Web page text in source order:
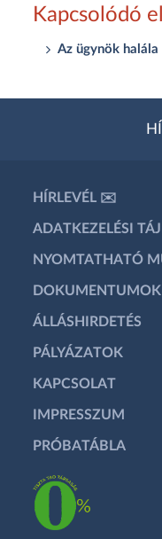
Kapcsolódó
Az ügynök halála
HÍRLEVÉL ✉️
ADATKEZELÉSI
NYOMTATHATÓ
DOKUMENTUMOK
ÁLLÁSHIRDETÉS
PÁLYÁZATOK
KAPCSOLAT
IMPRESSZUM
PRÓBATÁBLA